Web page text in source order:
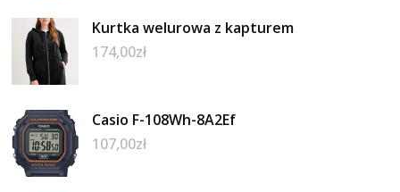
Kurtka welurowa z kapturem
174,00zł
Casio F-108Wh-8A2Ef
107,00zł